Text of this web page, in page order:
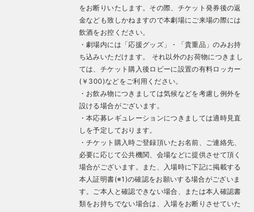
をお断りいたします。その際、チケット発券後の返
金なども致しかねますので本劇場にご来場の際には
飲酒をお控ください。
・劇場内には「応援グッズ」・「貴重品」のみお持
ち込みいただけます。 それ以外のお荷物につきまし
ては、チケット購入後ロビーに設置の有料ロッカー
(￥300)などをご利用ください。
・お飲み物につきましては気候などを考慮し例外を
設ける場合がございます。
・本応募レギュレーションにつきましては適時見直
しを予定しております。
・チケット購入時ご登録頂いたお名前、ご連絡先、
必要に応じて公共機関、会場などに提供させて頂く
場合がございます。また、入場時に下記に掲載する
本人証明書(※1)の確認をお願いする場合がございま
す。ご本人と確認できない場合、または本人確認書
類をお持ちでない場合は、入場をお断りさせていた